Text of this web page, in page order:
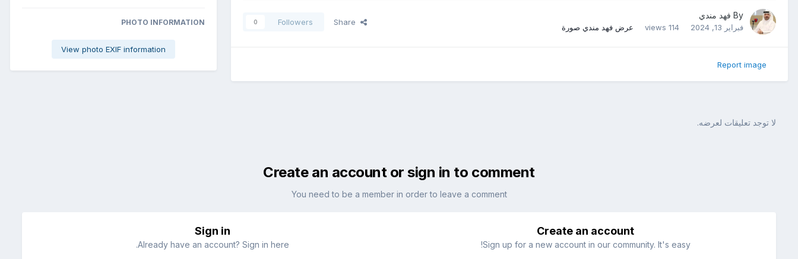
By فهد مندي
فبراير 13, 2024 114 views عرض فهد مندي صورة
Followers
0
Report image
PHOTO INFORMATION
View photo EXIF information
لا توجد تعليقات لعرضه.
Create an account or sign in to comment
You need to be a member in order to leave a comment
Create an account
Sign up for a new account in our community. It's easy!
Sign in
Already have an account? Sign in here.